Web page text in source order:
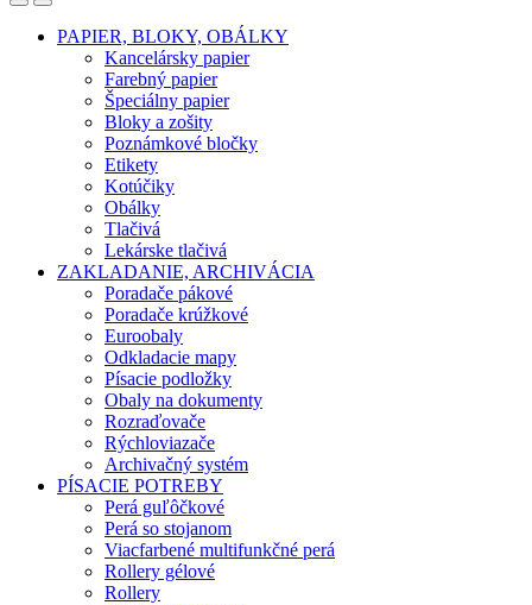
OpenClose
PAPIER, BLOKY, OBÁLKY
Kancelársky papier
Farebný papier
Špeciálny papier
Bloky a zošity
Poznámkové bločky
Etikety
Kotúčiky
Obálky
Tlačivá
Lekárske tlačivá
ZAKLADANIE, ARCHIVÁCIA
Poradače pákové
Poradače krúžkové
Euroobaly
Odkladacie mapy
Písacie podložky
Obaly na dokumenty
Rozraďovače
Rýchloviazače
Archivačný systém
PÍSACIE POTREBY
Perá guľôčkové
Perá so stojanom
Viacfarbené multifunkčné perá
Rollery gélové
Rollery